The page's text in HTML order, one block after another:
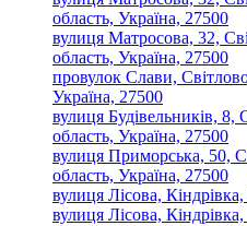
область, Україна, 27500
вулиця Матросова, 32,
область, Україна, 27500
провулок Слави,
Україна, 27500
вулиця Будівельників, 8,
область, Україна, 27500
вулиця Приморська, 50,
область, Україна, 27500
вулиця Лісова,
вулиця Лісова,